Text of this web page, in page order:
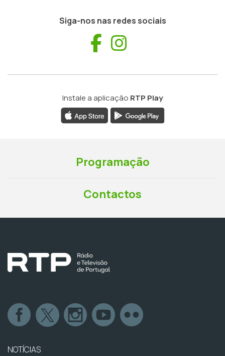
Siga-nos nas redes sociais
Facebook
Instale a aplicação RTP Play
Programação
Contactos
NOTÍCIAS